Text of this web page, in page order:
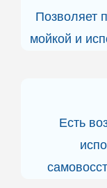
Позволяет
мойкой и
Есть